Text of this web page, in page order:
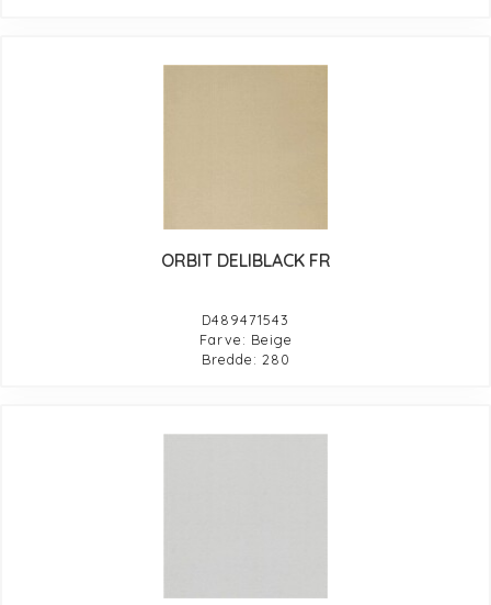
ORBIT DELIBLACK FR
D489471543
Farve: Beige
Bredde: 280